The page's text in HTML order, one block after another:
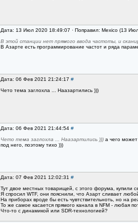
Дата: 13 Июл 2020 18:49:07 · Поправил: Mexico (13
В этой станции нет прямого ввода частоты, и
В Азарте есть программирование частот и ряда
Дата: 06 Фев 2021 21:24:17 #
Чето тема заглохла ... Наазартились )))
Дата: 06 Фев 2021 21:44:54 #
Чето тема заглохла ... Наазартились ))) а чего
под него, поэтому тихо )))
Дата: 07 Фев 2021 12:02:31 #
Тут двое местных товарищей, с этого форума, купили
Я спросил WTF, они пояснили, что Азарт сливает
На приборах вроде бы есть чувтствительноть, но на
То же самое касается прямого канала в NFM - любая
Что-то с динамикой или SDR-технологией?